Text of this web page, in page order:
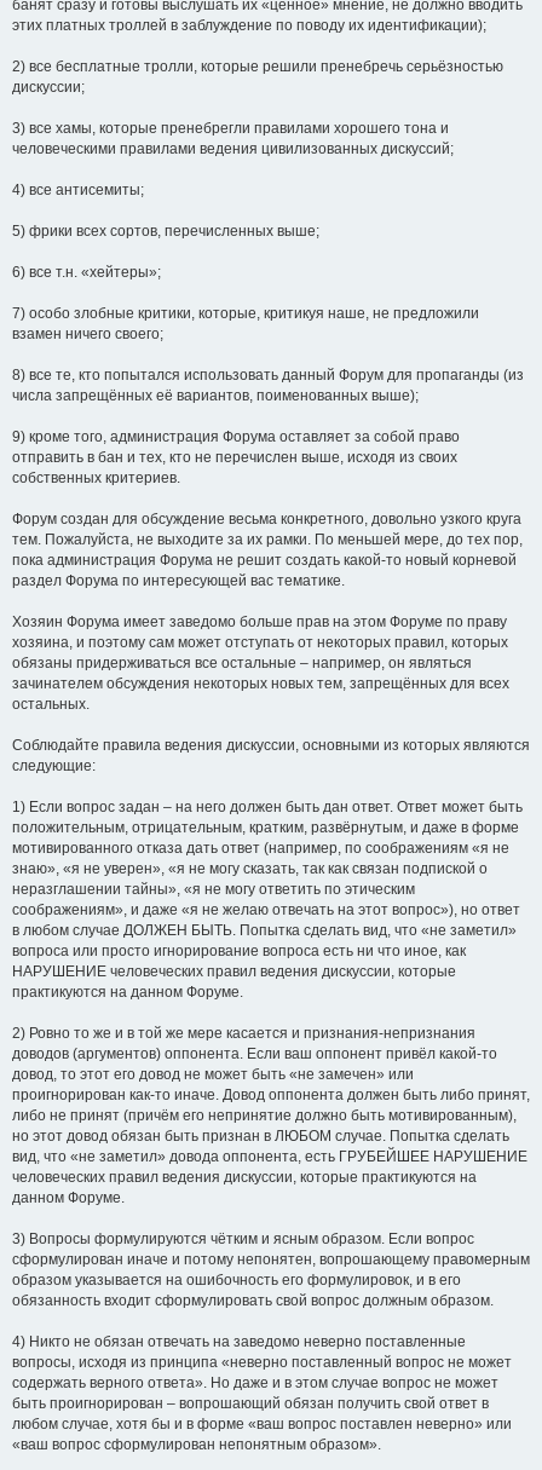
банят сразу и готовы выслушать их «ценное» мнение, не должно вводить
этих платных троллей в заблуждение по поводу их идентификации);
2) все бесплатные тролли, которые решили пренебречь серьёзностью
дискуссии;
3) все хамы, которые пренебрегли правилами хорошего тона и
человеческими правилами ведения цивилизованных дискуссий;
4) все антисемиты;
5) фрики всех сортов, перечисленных выше;
6) все т.н. «хейтеры»;
7) особо злобные критики, которые, критикуя наше, не предложили
взамен ничего своего;
8) все те, кто попытался использовать данный Форум для пропаганды (из
числа запрещённых её вариантов, поименованных выше);
9) кроме того, администрация Форума оставляет за собой право
отправить в бан и тех, кто не перечислен выше, исходя из своих
собственных критериев.
Форум создан для обсуждение весьма конкретного, довольно узкого круга
тем. Пожалуйста, не выходите за их рамки. По меньшей мере, до тех пор,
пока администрация Форума не решит создать какой-то новый корневой
раздел Форума по интересующей вас тематике.
Хозяин Форума имеет заведомо больше прав на этом Форуме по праву
хозяина, и поэтому сам может отступать от некоторых правил, которых
обязаны придерживаться все остальные – например, он являться
зачинателем обсуждения некоторых новых тем, запрещённых для всех
остальных.
Соблюдайте правила ведения дискуссии, основными из которых являются
следующие:
1) Если вопрос задан – на него должен быть дан ответ. Ответ может быть
положительным, отрицательным, кратким, развёрнутым, и даже в форме
мотивированного отказа дать ответ (например, по соображениям «я не
знаю», «я не уверен», «я не могу сказать, так как связан подпиской о
неразглашении тайны», «я не могу ответить по этическим
соображениям», и даже «я не желаю отвечать на этот вопрос»), но ответ
в любом случае ДОЛЖЕН БЫТЬ. Попытка сделать вид, что «не заметил»
вопроса или просто игнорирование вопроса есть ни что иное, как
НАРУШЕНИЕ человеческих правил ведения дискуссии, которые
практикуются на данном Форуме.
2) Ровно то же и в той же мере касается и признания-непризнания
доводов (аргументов) оппонента. Если ваш оппонент привёл какой-то
довод, то этот его довод не может быть «не замечен» или
проигнорирован как-то иначе. Довод оппонента должен быть либо принят,
либо не принят (причём его непринятие должно быть мотивированным),
но этот довод обязан быть признан в ЛЮБОМ случае. Попытка сделать
вид, что «не заметил» довода оппонента, есть ГРУБЕЙШЕЕ НАРУШЕНИЕ
человеческих правил ведения дискуссии, которые практикуются на
данном Форуме.
3) Вопросы формулируются чётким и ясным образом. Если вопрос
сформулирован иначе и потому непонятен, вопрошающему правомерным
образом указывается на ошибочность его формулировок, и в его
обязанность входит сформулировать свой вопрос должным образом.
4) Никто не обязан отвечать на заведомо неверно поставленные
вопросы, исходя из принципа «неверно поставленный вопрос не может
содержать верного ответа». Но даже и в этом случае вопрос не может
быть проигнорирован – вопрошающий обязан получить свой ответ в
любом случае, хотя бы и в форме «ваш вопрос поставлен неверно» или
«ваш вопрос сформулирован непонятным образом».